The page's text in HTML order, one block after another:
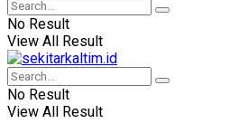
No Result
View All Result
No Result
View All Result